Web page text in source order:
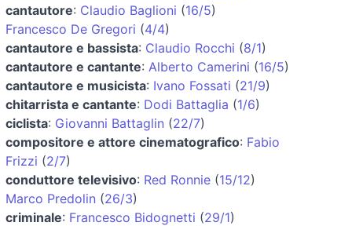
cantautore: Claudio Baglioni (16/5)
Francesco De Gregori (4/4)
cantautore e bassista: Claudio Rocchi (8/1)
cantautore e cantante: Alberto Camerini (16/5)
cantautore e musicista: Ivano Fossati (21/9)
chitarrista e cantante: Dodi Battaglia (1/6)
ciclista: Giovanni Battaglin (22/7)
compositore e attore cinematografico: Fabio
Frizzi (2/7)
conduttore televisivo: Red Ronnie (15/12)
Marco Predolin (26/3)
criminale: Francesco Bidognetti (29/1)